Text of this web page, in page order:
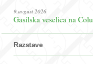
9.avgust 2026
Gasilska veselica na Colu
Razstave